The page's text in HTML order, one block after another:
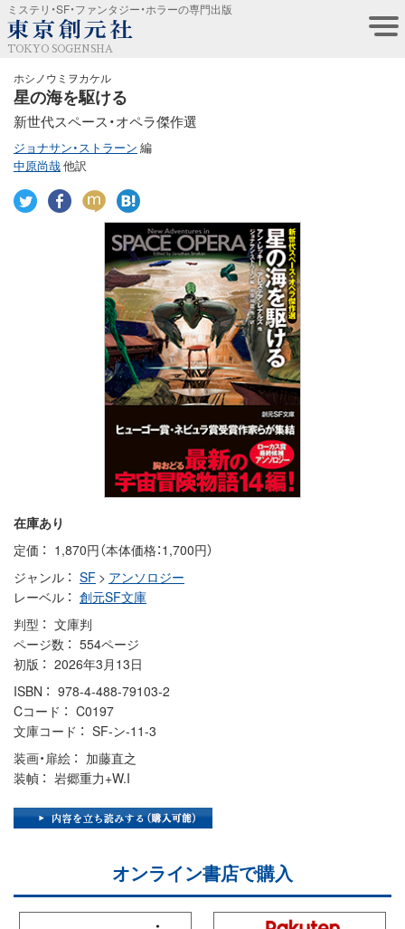
ミステリ・SF・ファンタジー・ホラーの専門出版
TOKYO SOGENSHA
ホシノウミヲカケル
星の海を駆ける
新世代スペース・オペラ傑作選
ジョナサン・ストラーン 編
中原尚哉他訳
在庫あり
定価
1,870円（本体価格：1,700円）
ジャンル
SF > アンソロジー
レーベル
創元SF文庫
判型
文庫判
ページ数
554ページ
初版
2026年3月13日
ISBN
978-4-488-79103-2
Cコード
C0197
文庫コード
SF-ン-11-3
装画・扉絵
加藤直之
装幀
岩郷重力+W.I
オンライン書店で購入